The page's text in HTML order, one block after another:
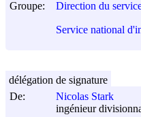
Groupe: Direction du
Service national
De:
Nicolas Stark
ingénieur
délégation de signature